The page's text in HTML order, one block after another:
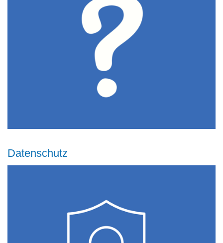
Datenschutz